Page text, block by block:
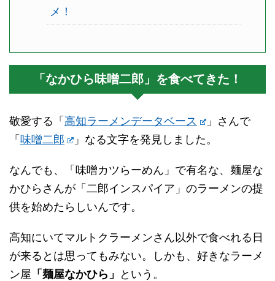
メ！
「なかひら味噌二郎」を食べてきた！
敬愛する「高知ラーメンデータベース
」さんで
「味噌二郎 」なる文字を発見しました。
なんでも、「味噌カツらーめん」で有名な、麺屋な
かひらさんが「二郎インスパイア」のラーメンの提
供を始めたらしいんです。
高知にいてマルトクラーメンさん以外で食べれる日
が来るとは思ってもみない。しかも、好きなラーメ
ン屋 「麺屋なかひら」 という。